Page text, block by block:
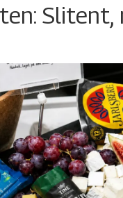
Slitent,